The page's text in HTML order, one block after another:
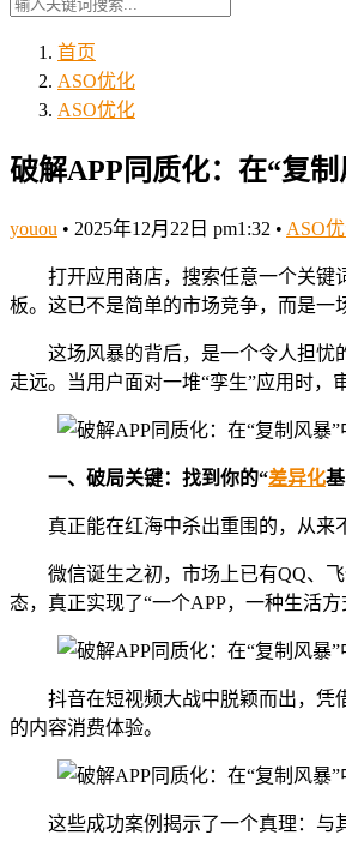
首页
ASO优化
ASO优化
破解APP同质化：在“复
youou • 2025年12月22日 pm1:32 • ASO
打开应用商店，搜索任意一个关键
板。这已不是简单的市场竞争，而是一
这场风暴的背后，是一个令人担忧
走远。当用户面对一堆“孪生”应用时，
一、 破局关键：找到你的“差异化
真正能在红海中杀出重围的，从来
微信诞生之初，市场上已有QQ、
态，真正实现了“一个APP，一种生活方
抖音在短视频大战中脱颖而出，凭
的内容消费体验。
这些成功案例揭示了一个真理：与